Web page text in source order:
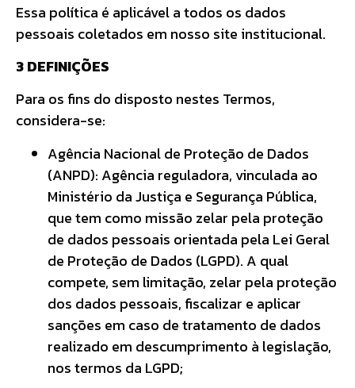
Essa política é aplicável a todos os dados
pessoais coletados em nosso site institucional.
3 DEFINIÇÕES
Para os fins do disposto nestes Termos,
considera-se:
Agência Nacional de Proteção de Dados
(ANPD): Agência reguladora, vinculada ao
Ministério da Justiça e Segurança Pública,
que tem como missão zelar pela proteção
de dados pessoais orientada pela Lei Geral
de Proteção de Dados (LGPD). A qual
compete, sem limitação, zelar pela proteção
dos dados pessoais, fiscalizar e aplicar
sanções em caso de tratamento de dados
realizado em descumprimento à legislação,
nos termos da LGPD;